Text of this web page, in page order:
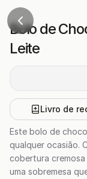
Bolo de
Leite
Livro de
Este bolo de
qualquer ocasião.
cobertura
uma sobremesa